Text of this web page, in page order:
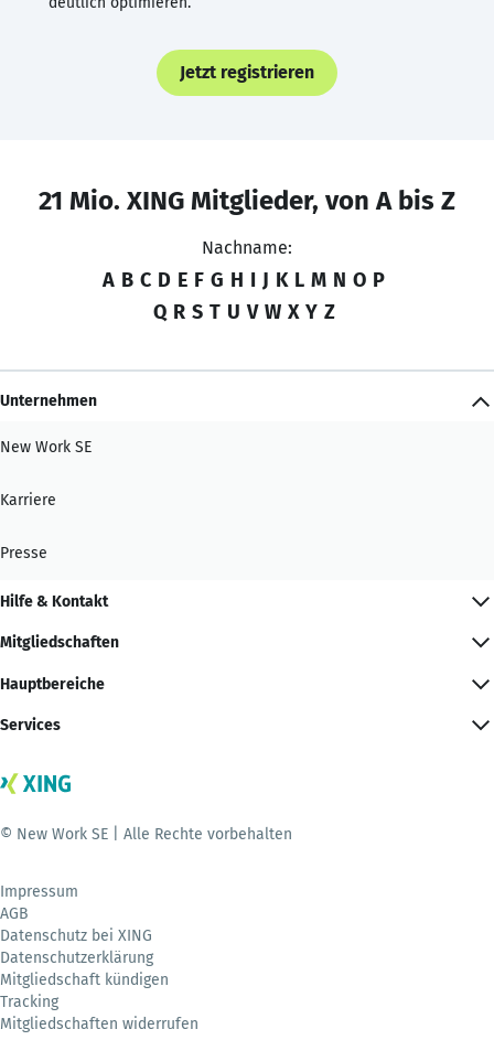
Jetzt registrieren
21 Mio. XING Mitglieder, von A bis Z
Nachname:
A B C D E F G H I J K L M N O P
Q R S T U V W X Y Z
Unternehmen
New Work SE
Karriere
Presse
Hilfe & Kontakt
Mitgliedschaften
Hauptbereiche
Services
© New Work SE | Alle Rechte vorbehalten
Impressum
AGB
Datenschutz bei XING
Datenschutzerklärung
Mitgliedschaft kündigen
Tracking
Mitgliedschaften widerrufen